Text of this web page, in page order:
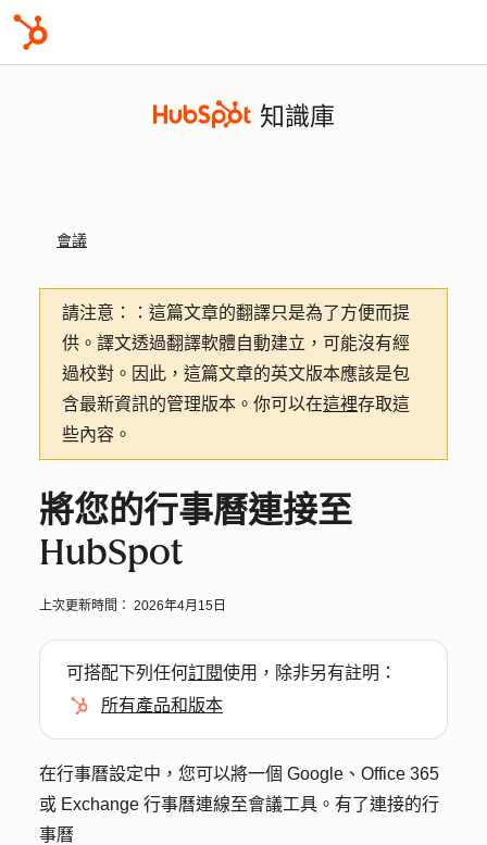
知識庫
會議
請注意：
：這篇文章的翻譯只是為了方便而提
供。譯文透過翻譯軟體自動建立，可能沒有經
過校對。因此，這篇文章的英文版本應該是包
含最新資訊的管理版本。你可以在這裡存取這
些內容。
將您的行事曆連接至
HubSpot
上次更新時間： 2026年4月15日
可搭配下列任何訂閱使用，除非另有註明：
所有產品和版本
在行事曆設定中，您可以將一個 Google、Office 365
或 Exchange 行事曆連線至會議工具。有了連接的行
事曆